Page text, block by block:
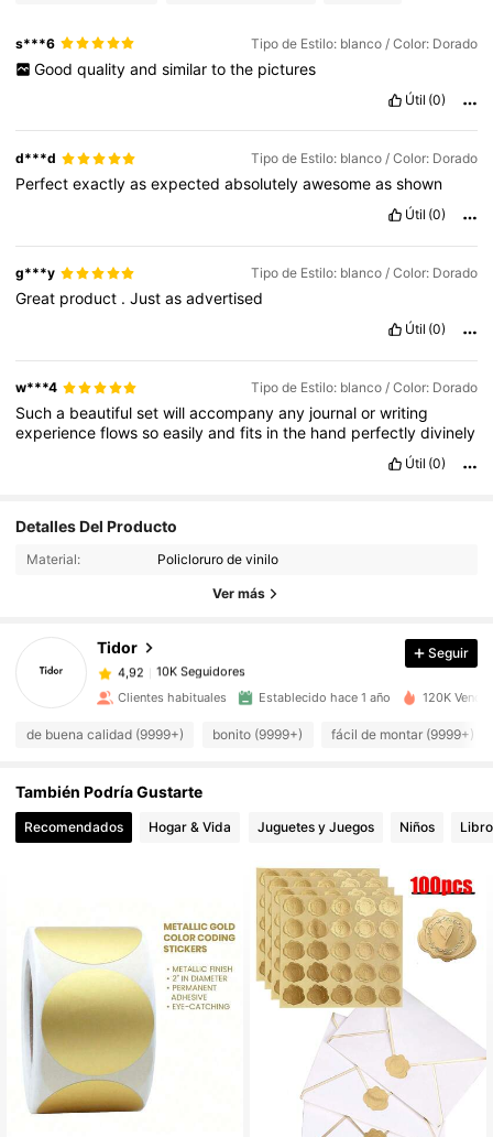
s***6 Tipo de Estilo: blanco / Color: Dorado
Good quality and similar to the pictures
Útil (0)
d***d Tipo de Estilo: blanco / Color: Dorado
Perfectexactlyasexpectedabsolutelyawesomeasshown
Útil (0)
g***y Tipo de Estilo: blanco / Color: Dorado
Great product .Justasadvertised
Útil (0)
w***4 Tipo de Estilo: blanco / Color: Dorado
Sucha beautifulsetwillaccompanyany journalorwriting
experienceflowssoeasilyandfits inthe hand perfectlydivinely
Útil (0)
Detalles Del Producto
Material: Policloruro de vinilo
Ver más
Tidor
4,92 10K Seguidores
10K Seguidores
4,92
k***l pagóHace 1 día
4,92 10K Seguidores
4,92 10K Seguidores
4,92 10K Seguidores
4,92 10K Seguidores
4,92
Seguir
Clientes habituales Establecido hace 1 año 120K
de buena calidad (9999+) bonito (9999+) fácil de montar (9999+)
También Podría Gustarte
Recomendados Hogar & Vida Juguetes y Juegos Niños